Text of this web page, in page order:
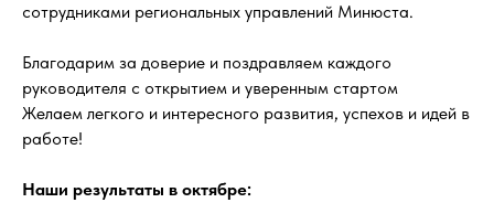
сотрудниками региональных управлений Минюста.
Благодарим за доверие и поздравляем каждого
руководителя с открытием и уверенным стартом
Желаем легкого и интересного развития, успехов и идей в
работе!
Наши результаты в октябре: